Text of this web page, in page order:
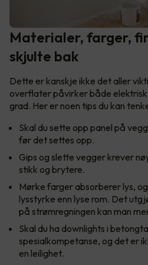
Materialer, farger,
skjulte bak
Dette er kanskje ikke det aller
overflater påvirker både
grad. Her er noen tips du kan
Skal du sette opp panel på
før det settes opp.
Gips og slette vegger krever
stikk og brytere.
Mørke farger absorberer lys,
lysstyrke enn lyse rom. Det
på strømregningen kan man
Skal du ha downlights i
spesialkompetanse, og det er
en leilighet.